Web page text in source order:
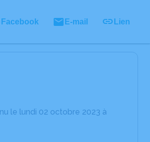
Facebook E-mail Lien
le lundi 02 octobre 2023 à